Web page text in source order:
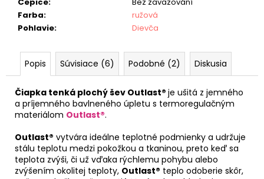
Farba:
ružová
Pohlavie: Dievča
Popis Súvisiace (6) Podobné (2) Diskusia
Čiapka tenká plochý šev Outlast® je ušitá z jemného
a príjemného bavlneného úpletu s termoregulačným
materiálom Outlast®.
Outlast® vytvára ideálne teplotné podmienky a udržuje
stálu teplotu medzi pokožkou a tkaninou, preto keď sa
teplota zvýši, či už vďaka rýchlemu pohybu alebo
zvýšením okolitej teploty, Outlast® teplo odoberie skôr,